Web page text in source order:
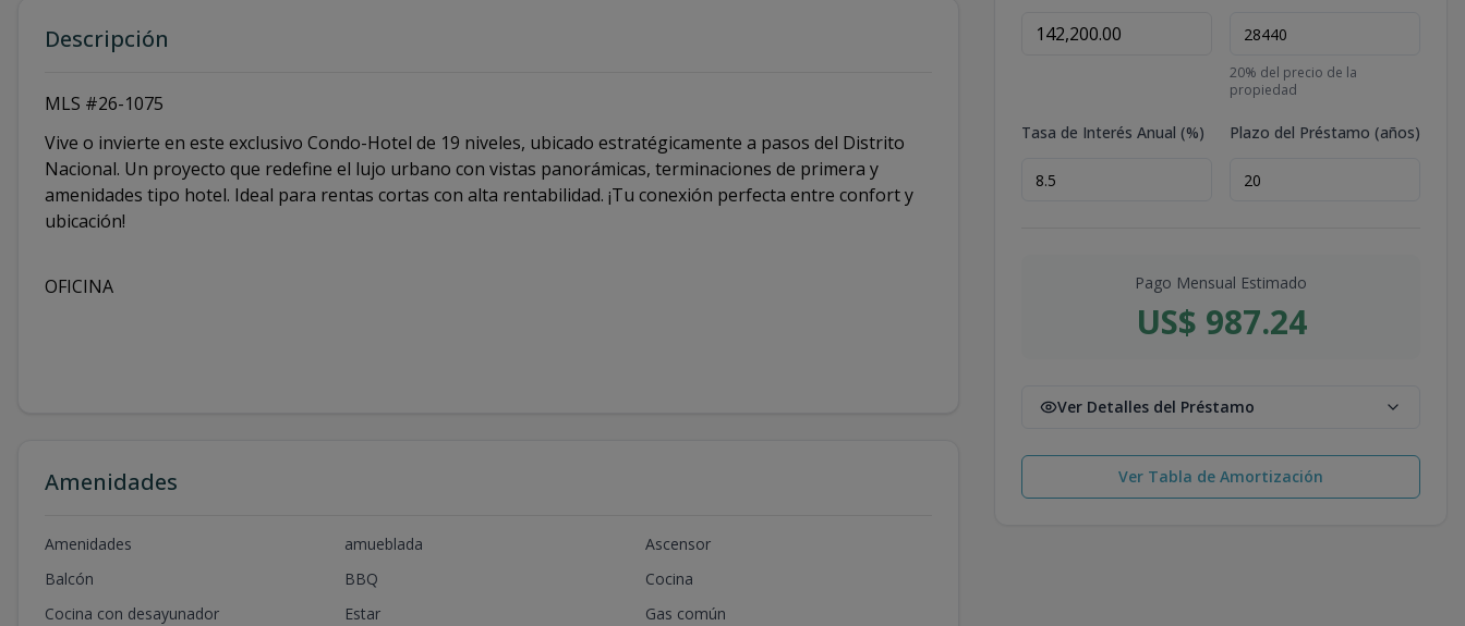
Descripción
MLS #26-1075
Vive o invierte en este exclusivo Condo-Hotel de 19 niveles, ubicado estratégicamente a pasos del Distrito
Nacional. Un proyecto que redefine el lujo urbano con vistas panorámicas, terminaciones de primera y
amenidades tipo hotel. Ideal para rentas cortas con alta rentabilidad. ¡Tu conexión perfecta entre confort y
ubicación!
OFICINA
Amenidades
Amenidades amueblada
Ascensor
Balcón
BBQ
Cocina
Cocina con desayunador
Estar
Gas común
20% del precio de la
propiedad
Tasa de Interés Anual (%) Plazo del Préstamo (años)
Pago Mensual Estimado
US$ 987.24
Ver Detalles del Préstamo
Ver Tabla de Amortización